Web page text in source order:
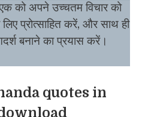
एक को अपने उच्चतम विचार को
प्रोत्साहित करें, और साथ ही
बनाने का प्रयास करें।
quotes in